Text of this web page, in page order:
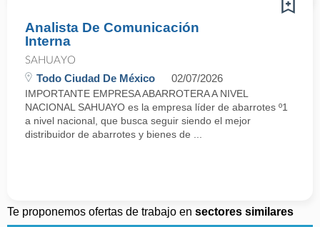
Analista De Comunicación
Interna
SAHUAYO
Todo Ciudad De México 02/07/2026
IMPORTANTE EMPRESA ABARROTERA A NIVEL
NACIONAL SAHUAYO es la empresa líder de abarrotes º1
a nivel nacional, que busca seguir siendo el mejor
distribuidor de abarrotes y bienes de ...
Te proponemos ofertas de trabajo en sectores similares